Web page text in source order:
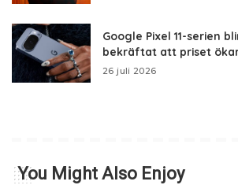
Google Pixel 11-serien
bekräftat att priset
26 juli 2026
You Might Also Enjoy